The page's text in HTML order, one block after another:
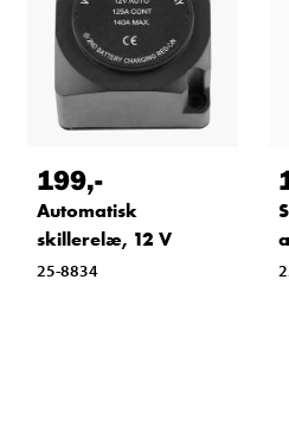
199,-
Automatisk
skillerelæ, 12 V
25-8834